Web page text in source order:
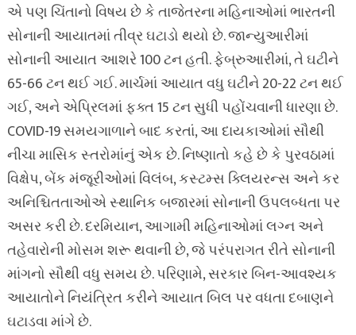
એ પણ ચિંતાનો વિષય છે કે તાજેતરના મહિનાઓમાં ભારતની
સોનાની આયાતમાં તીવ્ર ઘટાડો થયો છે. જાન્યુઆરીમાં
સોનાની આયાત આશરે 100 ટન હતી. ફેબ્રુઆરીમાં, તે ઘટીને
65-66 ટન થઈ ગઈ. માર્ચમાં આયાત વધુ ઘટીને 20-22 ટન થઈ
ગઈ, અને એપ્રિલમાં ફક્ત 15 ટન સુધી પહોંચવાની ધારણા છે.
COVID-19 સમયગાળાને બાદ કરતાં, આ દાયકાઓમાં સૌથી
નીચા માસિક સ્તરોમાંનું એક છે. નિષ્ણાતો કહે છે કે પુરવઠામાં
વિક્ષેપ, બેંક મંજૂરીઓમાં વિલંબ, કસ્ટમ્સ ક્લિયરન્સ અને કર
અનિશ્ચિતતાઓએ સ્થાનિક બજારમાં સોનાની ઉપલબ્ધતા પર
અસર કરી છે. દરમિયાન, આગામી મહિનાઓમાં લગ્ન અને
તહેવારોની મોસમ શરૂ થવાની છે, જે પરંપરાગત રીતે સોનાની
માંગનો સૌથી વધુ સમય છે. પરિણામે, સરકાર બિન-આવશ્યક
આયાતોને નિયંત્રિત કરીને આયાત બિલ પર વધતા દબાણને
ઘટાડવા માંગે છે.